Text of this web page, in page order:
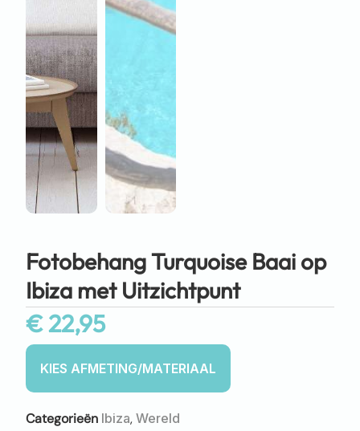
Fotobehang Turquoise Baai op
Ibiza met Uitzichtpunt
€22,95
Categorieën Ibiza, Wereld